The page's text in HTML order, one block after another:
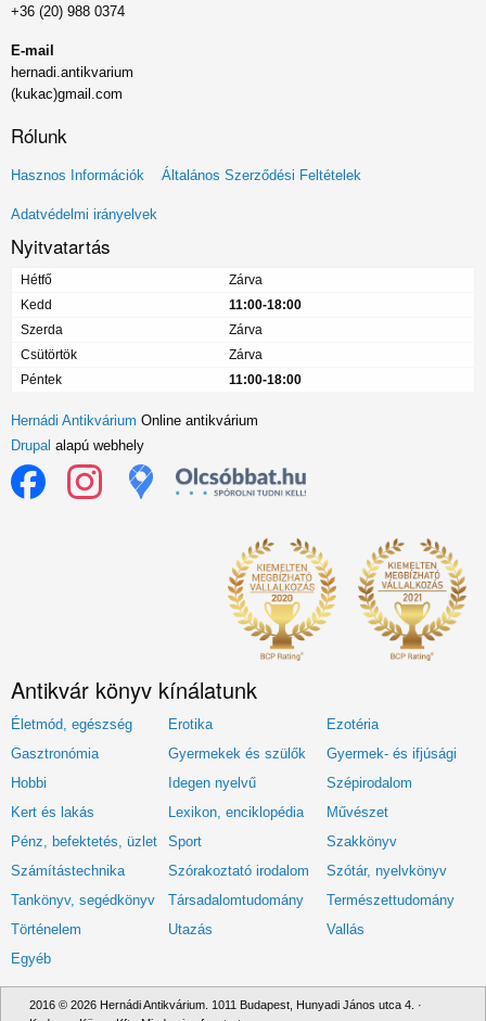
+36 (20) 988 0374
E-mail
hernadi.antikvarium
(kukac)gmail.com
Rólunk
Lábléc
menü
Hasznos Információk Általános Szerződési Feltételek
Adatvédelmi irányelvek
Nyitvatartás
Hétfő
Zárva
Kedd
11:00-18:00
Szerda
Zárva
Csütörtök
Zárva
Péntek
11:00-18:00
Hernádi Antikvárium Online antikvárium
Drupal alapú webhely
Antikvár könyv kínálatunk
Életmód, egészség Erotika
Ezotéria
Gasztronómia
Gyermekek és szülők
Gyermek- és ifjúsági
Hobbi
Idegen nyelvű
Szépirodalom
Kert és lakás
Lexikon, enciklopédia
Művészet
Pénz, befektetés, üzlet
Sport
Szakkönyv
Számítástechnika
Szórakoztató irodalom
Szótár, nyelvkönyv
Tankönyv, segédkönyv
Társadalomtudomány
Természettudomány
Történelem
Utazás
Vallás
Egyéb
2016 © 2026 Hernádi Antikvárium. 1011 Budapest, Hunyadi János utca 4. ·